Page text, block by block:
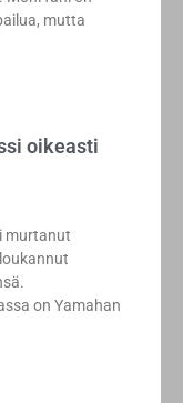
mutta
oikeasti
murtanut
on Yamahan